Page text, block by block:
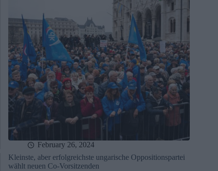
February 26, 2024
Kleinste, aber erfolgreichste ungarische Oppositionspartei
wählt neuen Co-Vorsitzenden